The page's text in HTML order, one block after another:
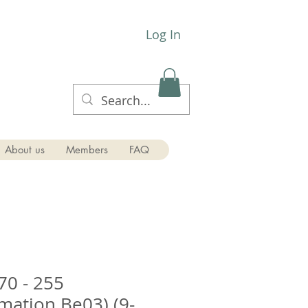
Log In
About us Members FAQ
- 255